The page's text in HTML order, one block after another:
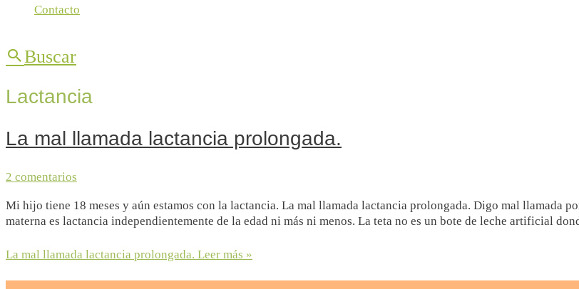
Contacto
Buscar
Lactancia
La mal llamada lactancia prolongada.
2 comentarios
Mi hijo tiene 18 meses y aún estamos con la lactancia. La mal llamada lactancia prolongada. Digo mal llamada
materna es lactancia independientemente de la edad ni más ni menos. La teta no es un bote de leche artificial
La mal llamada lactancia prolongada. Leer más »